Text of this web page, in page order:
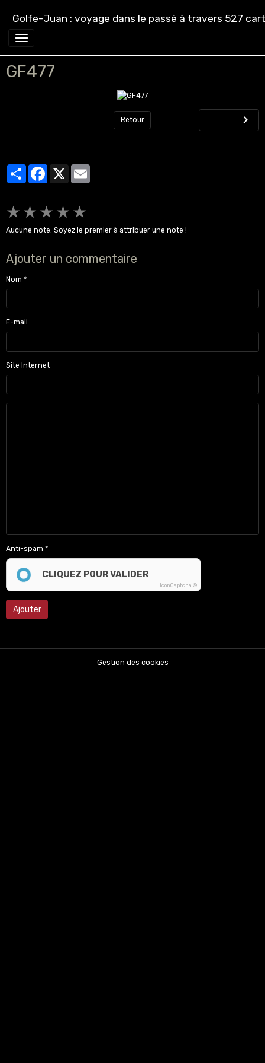
Golfe-Juan : voyage dans le passé à travers 527
GF477
Retour
PartagerFacebook
X
★ ★ ★ ★ ★
Aucune note. Soyez le premier à attribuer une note !
Ajouter un commentaire
Nom
E-mail
Site Internet
Anti-spam
CLIQUEZ POUR VALIDER
IconCaptcha ©
Ajouter
Gestion des cookies